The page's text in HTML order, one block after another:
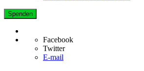
Spenden
Facebook
Twitter
E-mail